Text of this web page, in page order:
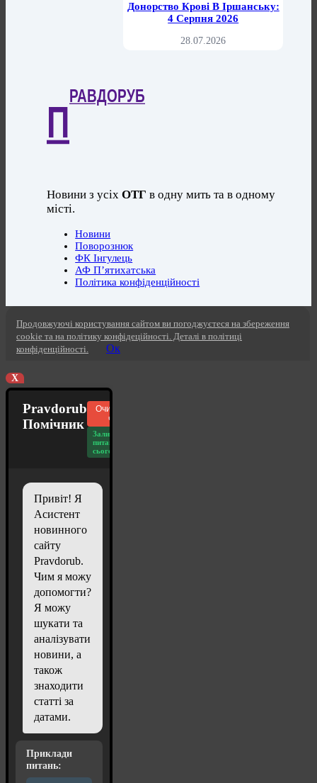
Донорство Крові В Іршанську:
4 Серпня 2026
28.07.2026
П
РАВДОРУБ
Новини з усіхОТГ в одну мить та в одному
місті.
Новини
Поворознюк
ФК Інгулець
АФ П’ятихатська
Політика конфіденційності
Продовжуючі користування сайтом ви погоджуєтеся на збереження
cookie та на політику конфідеційності. Деталі в політиці
конфіденційності.
Ок
X
Pravdorub
Помічник
Очистити
чат
Залишилось
питань
сьогодні: 20
Привіт! Я
Асистент
новинного
сайту
Pravdorub.
Чим я можу
допомогти?
Я можу
шукати та
аналізувати
новини, а
також
знаходити
статті за
датами.
Приклади
питань: